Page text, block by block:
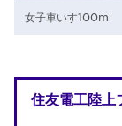
女子車いす100m
住友電工陸